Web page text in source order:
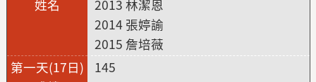
2013 林潔恩
2014 張婷諭
2015 詹培薇
145